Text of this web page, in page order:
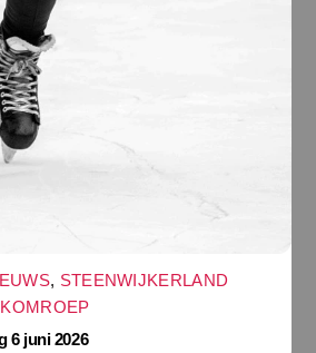
, STEENWIJKERLAND
6 juni 2026